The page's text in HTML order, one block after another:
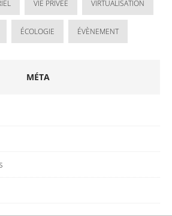
VIE PRIVÉE VIRTUALISATION
ÉCOLOGIE ÉVÈNEMENT
MÉTA